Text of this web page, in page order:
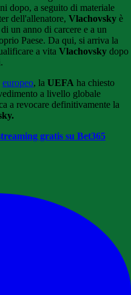
dopo, a seguito di materiale
dell'allenatore, Vlachovsky è
un anno di carcere e a un
Paese. Da qui, si arriva la
a vita Vlachovsky dopo
europeo, la UEFA ha chiesto
a livello globale
a revocare definitivamente la
gratis su Bet365